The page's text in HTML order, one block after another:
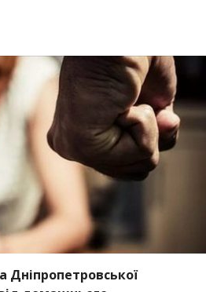
домашнього
чоловік бив лише її,
. Вдарив ногою в
Це стало останньою
Вона зібрала речі й
з посиланням на